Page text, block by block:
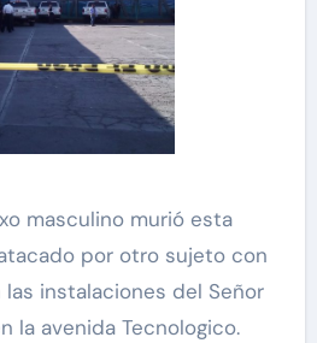
masculino murió esta
por otro sujeto con
las instalaciones del Señor
la avenida Tecnologico.